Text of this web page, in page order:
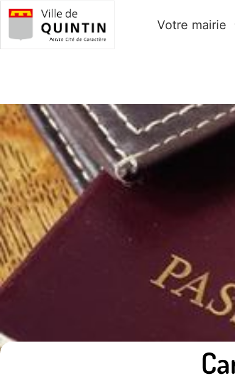
Votre mairie